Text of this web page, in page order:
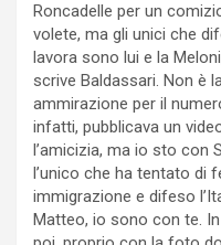
Roncadelle per un
volete, ma gli unici che
lavora sono lui e la
scrive Baldassari. Non è
ammirazione per il
infatti, pubblicava un
l’amicizia, ma io sto con
l’unico che ha tentato di
immigrazione e difeso
Matteo, io sono con te.